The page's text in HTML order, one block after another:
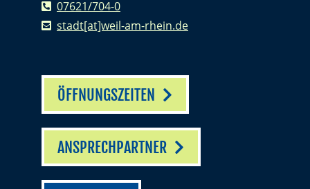
07621/704-0
stadt[at]weil-am-rhein.de
ÖFFNUNGSZEITEN
ANSPRECHPARTNER